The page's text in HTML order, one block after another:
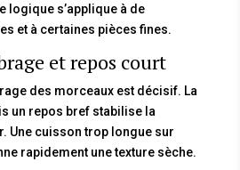
logique s’applique à de
et à certaines pièces fines.
et repos court
des morceaux est décisif. La
un repos bref stabilise la
Une cuisson trop longue sur
rapidement une texture sèche.